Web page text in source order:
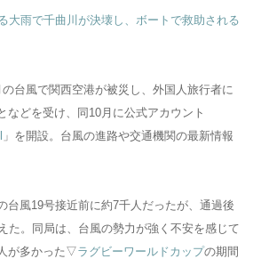
大雨で千曲川が決壊し、ボートで救助される
台風で関西空港が被災し、外国人旅行者に
などを受け、同10月に公式アカウント
」を開設。台風の進路や交通機関の最新情報
台風19号接近前に約7千人だったが、通過後
た。同局は、台風の勢力が強く不安を感じて
が多かった▽ラグビーワールドカップの期間